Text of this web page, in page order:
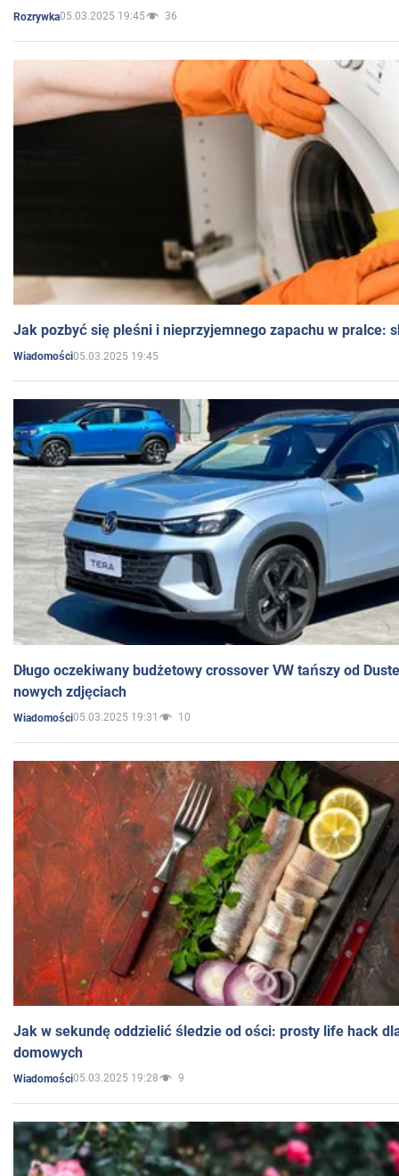
Rozrywka05.03.2025 19:45 36
Jak pozbyć się pleśni i nieprzyjemnego zapachu w pralce:
Wiadomości05.03.2025 19:45
Długo oczekiwany budżetowy crossover VW tańszy od
nowych zdjęciach
Wiadomości05.03.2025 19:31 10
Jak w sekundę oddzielić śledzie od ości: prosty life hack
domowych
Wiadomości05.03.2025 19:28 9